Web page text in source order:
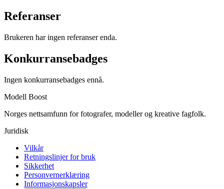
Referanser
Brukeren har ingen referanser enda.
Konkurransebadges
Ingen konkurransebadges ennå.
Modell Boost
Norges nettsamfunn for fotografer, modeller og kreative fagfolk.
Juridisk
Vilkår
Retningslinjer for bruk
Sikkerhet
Personvernerklæring
Informasjonskapsler